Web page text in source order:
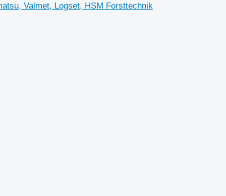
Valmet, Logset, HSM Forsttechnik